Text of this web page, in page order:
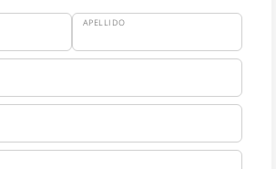
APELLIDO